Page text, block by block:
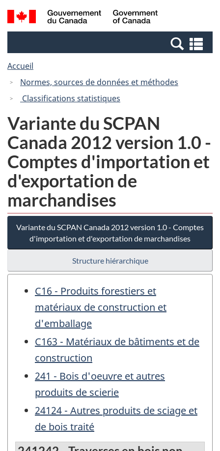
Passer
au
Passer
à
Canada
Recherche
et
et
Accueil
Normes, sources de données et méthodes
Classifications statistiques
Variante du SCPAN
Canada 2012 version 1.0 -
Comptes d'importation et
d'exportation de
marchandises
Variante du SCPAN Canada 2012 version 1.0 - Comptes
d'importation et d'exportation de marchandises
Structure hiérarchique
C16 - Produits forestiers et
matériaux de construction et
d'emballage
C163 - Matériaux de bâtiments et de
construction
241 - Bois d'oeuvre et autres
produits de scierie
24124 - Autres produits de sciage et
de bois traité